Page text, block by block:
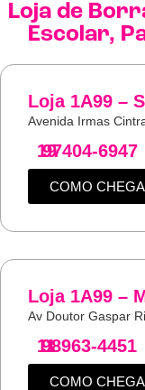
Loja de
Escolar,
Loja 1A99 –
Avenida Irmas
19
97404-6947
COMO
Loja 1A99 –
Av Doutor Gaspar
11
98963-4451
COMO